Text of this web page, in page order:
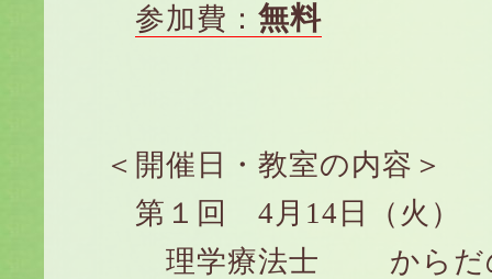
参加費： 無料
＜開催日・教室の内容＞
第１回 4月14日（火）
理学療法士 からだの